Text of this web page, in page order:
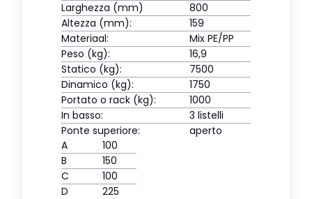
Larghezza (mm)
800
Altezza (mm):
159
Materiaal:
Mix PE/PP
Peso (kg):
16,9
Statico (kg):
7500
Dinamico (kg):
1750
Portato o rack (kg):
1000
In basso:
3 listelli
Ponte superiore:
aperto
A
100
B
150
C
100
D
225